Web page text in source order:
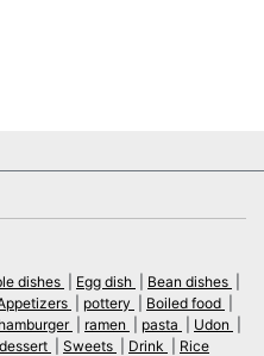
dishes Egg dish
Bean dishes
pottery
Boiled food
hamburger ramen pasta
Udon
dessert Sweets Drink Rice